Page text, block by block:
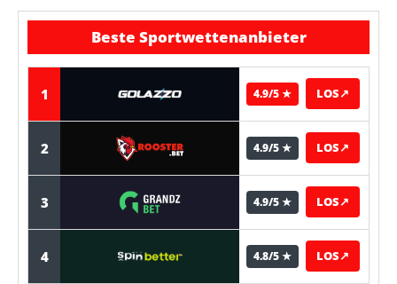
Beste Sportwettenanbieter
1 4.9/5 ★ LOS↗
2 4.9/5 ★ LOS↗
3 4.9/5 ★ LOS↗
4 4.8/5 ★ LOS↗